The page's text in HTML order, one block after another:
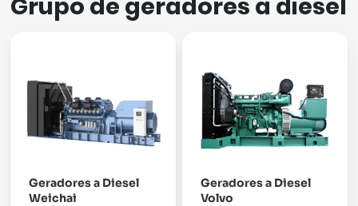
Grupo de geradores a diesel
Geradores a Diesel
Weichai
Geradores a Diesel
Volvo